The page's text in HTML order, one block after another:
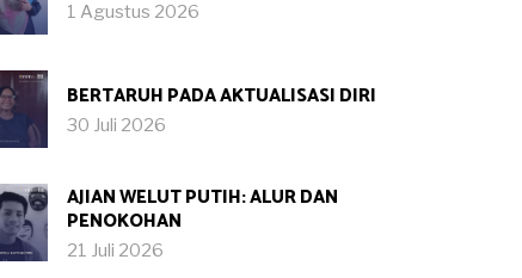
1 Agustus 2026
BERTARUH PADA AKTUALISASI DIRI
30 Juli 2026
AJIAN WELUT PUTIH: ALUR DAN
PENOKOHAN
21 Juli 2026